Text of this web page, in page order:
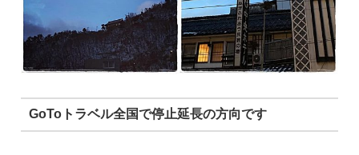
GoToトラベル全国で停止延長の方向です